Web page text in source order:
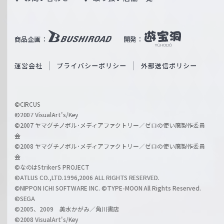
W
ß
c
a
r
z
商品企画： 開発：
b
O
i
l
h
a
n
運営会社 プライバシーポリシー 外部送信ポリシー
©CIRCUS
©2007 VisualArt's/Key
©2007 ヤマグチノボル･メディアファクトリー／ゼロの使い魔製作委員
会
©2008 ヤマグチノボル･メディアファクトリー／ゼロの使い魔製作委員
会
©なのはStrikerS PROJECT
©ATLUS CO.,LTD.1996,2006 ALL RIGHTS RESERVED.
©NIPPON ICHI SOFTWARE INC. ©TYPE-MOON All Rights Reserved.
©SEGA
©2005、2009 美水かがみ／角川書店
©2008 VisualArt's/Key